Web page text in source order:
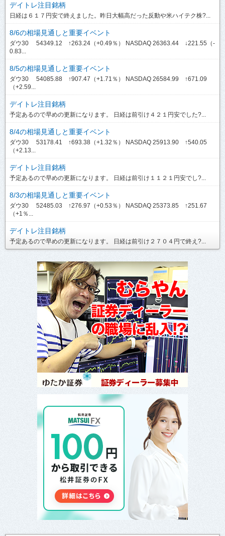
デイトレ注目銘柄
日経は６１７円安で終えました。昨日大幅高だった反動や米ハイテク株?...
8/6の相場見通しと重要イベント
ダウ30 54349.12 ↑263.24（+0.49％） NASDAQ 26363.44 ↓221.55（-
0.83...
8/5の相場見通しと重要イベント
ダウ30 54085.88 ↑907.47（+1.71％） NASDAQ 26584.99 ↑671.09
（+2.59...
デイトレ注目銘柄
予定あるので早めの更新になります。 日経は前引け４２１円安でした?...
8/4の相場見通しと重要イベント
ダウ30 53178.41 ↑693.38（+1.32％） NASDAQ 25913.90 ↑540.05
（+2.13...
デイトレ注目銘柄
予定あるので早めの更新になります。 日経は前引け１１２１円安でし?...
8/3の相場見通しと重要イベント
ダウ30 52485.03 ↑276.97（+0.53％） NASDAQ 25373.85 ↑251.67
（+1％...
デイトレ注目銘柄
予定あるので早めの更新になります。 日経は前引け２７０４円で終え?...